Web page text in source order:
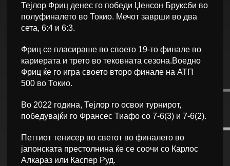
Тејлор Фриц денес го победи Џенсон Бруксби во
полуфиналето во Токио. Мечот заврши во два
сета, 6:4 и 6:3.
Фриц се пласираше во своето 19-то финале во
кариерата и трето во тековната сезона.Воедно
Фриц ќе го игра своето второ финале на АТП
500 во Токио.
Во 2022 година, Тејлор го освои турнирот,
победувајќи го Франсес Тиафо со 7-6(3) и 7-6(2).
Петтиот тенисер во светот во финалето во
јапонската престолнина ќе се соочи со Карлос
Алкараз или Каспер Руд.